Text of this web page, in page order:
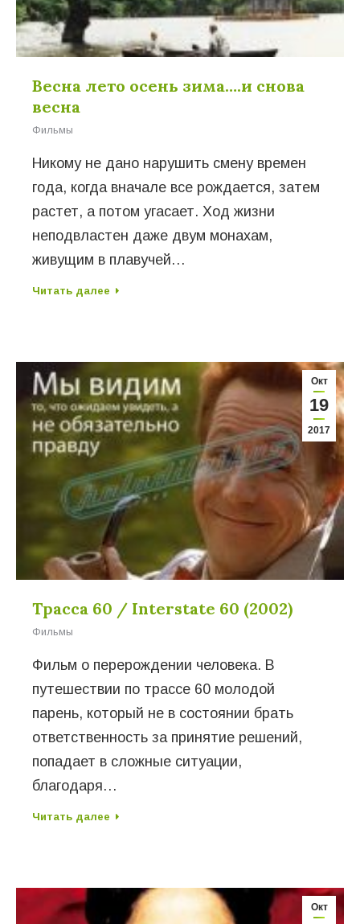
Весна лето осень зима….и снова
весна
Фильмы
Никому не дано нарушить смену времен
года, когда вначале все рождается, затем
растет, а потом угасает. Ход жизни
неподвластен даже двум монахам,
живущим в плавучей…
Читать далее
Окт
19
2017
Трасса 60 / Interstate 60 (2002)
Фильмы
Фильм о перерождении человека. В
путешествии по трассе 60 молодой
парень, который не в состоянии брать
ответственность за принятие решений,
попадает в сложные ситуации,
благодаря…
Читать далее
Окт